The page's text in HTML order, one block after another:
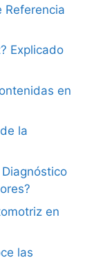
Referencia
Explicado
en
la
en
las